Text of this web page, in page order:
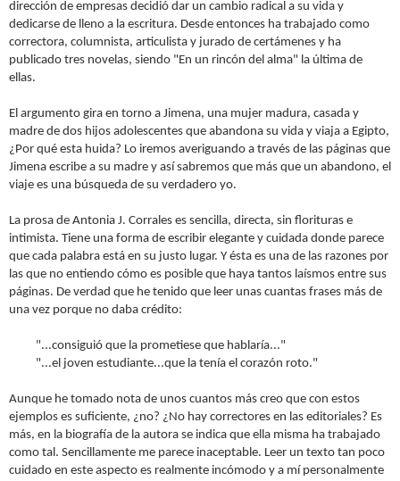
dirección de empresas decidió dar un cambio radical a su vida y
dedicarse de lleno a la escritura. Desde entonces ha trabajado como
correctora, columnista, articulista y jurado de certámenes y ha
publicado tres novelas, siendo "En un rincón del alma" la última de
ellas.
El argumento gira en torno a Jimena, una mujer madura, casada y
madre de dos hijos adolescentes que abandona su vida y viaja a Egipto,
¿Por qué esta huida? Lo iremos averiguando a través de las páginas que
Jimena escribe a su madre y así sabremos que más que un abandono, el
viaje es una búsqueda de su verdadero yo.
La prosa de Antonia J. Corrales es sencilla, directa, sin florituras e
intimista. Tiene una forma de escribir elegante y cuidada donde parece
que cada palabra está en su justo lugar. Y ésta es una de las razones por
las que no entiendo cómo es posible que haya tantos laísmos entre sus
páginas. De verdad que he tenido que leer unas cuantas frases más de
una vez porque no daba crédito:
"...consiguió que la prometiese que hablaría..."
"...el joven estudiante...que la tenía el corazón roto."
Aunque he tomado nota de unos cuantos más creo que con estos
ejemplos es suficiente, ¿no? ¿No hay correctores en las editoriales? Es
más, en la biografía de la autora se indica que ella misma ha trabajado
como tal. Sencillamente me parece inaceptable. Leer un texto tan poco
cuidado en este aspecto es realmente incómodo y a mí personalmente